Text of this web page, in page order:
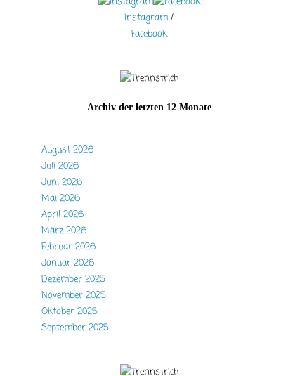
Instagram /
Facebook
Archiv der letzten 12 Monate
August 2026
Juli 2026
Juni 2026
Mai 2026
April 2026
März 2026
Februar 2026
Januar 2026
Dezember 2025
November 2025
Oktober 2025
September 2025